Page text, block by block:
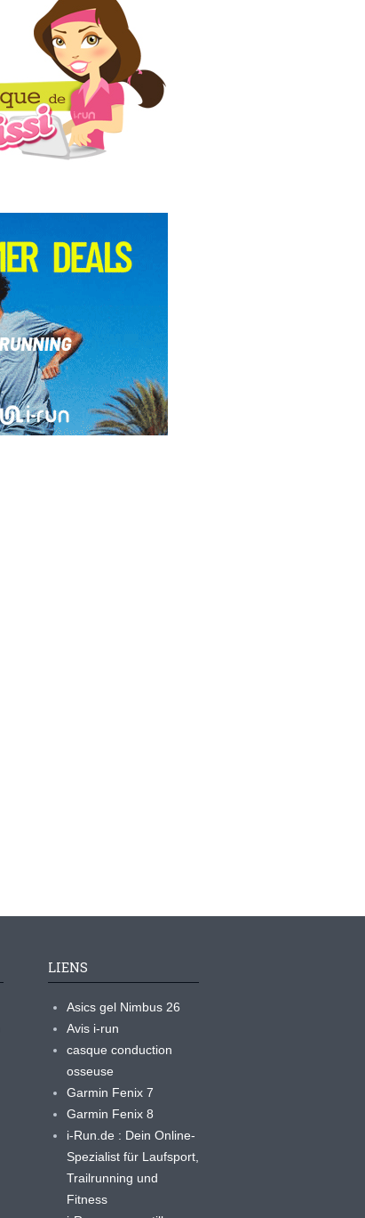
LIENS
Asics gel Nimbus 26
Avis i-run
casque conduction
osseuse
Garmin Fenix 7
Garmin Fenix 8
i-Run.de : Dein Online-
Spezialist für Laufsport,
Trailrunning und
Fitness